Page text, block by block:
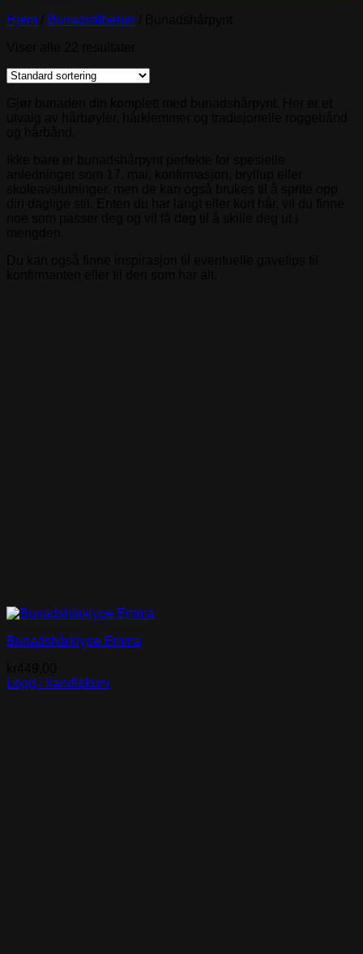
Hjem
Bunadstilbehør
Bunadshårklype Emma
Legg i handlekurv